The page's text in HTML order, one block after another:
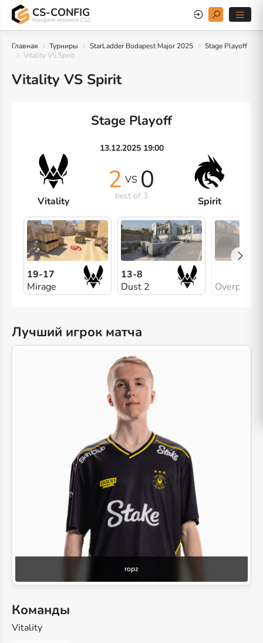
CS-CONFIG
Конфиги игроков CS2
Главная Турниры StarLadder Budapest Major 2025
Stage Playoff
Vitality VS Spirit
Vitality VS Spirit
Stage Playoff
13.12.2025 19:00
Vitality
2 VS 0
best of 3 Spirit
19-17
Mirage
13-8
Dust 2
Overpass
Лучший игрок матча
ropz
Команды
Vitality